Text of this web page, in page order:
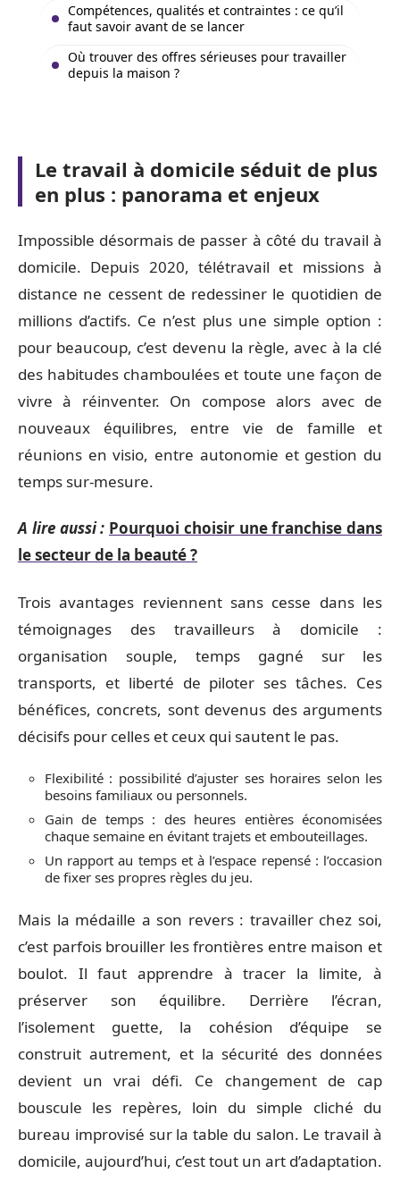
Compétences, qualités et contraintes : ce qu’il
faut savoir avant de se lancer
Où trouver des offres sérieuses pour travailler
depuis la maison ?
Le travail à domicile séduit de plus
en plus : panorama et enjeux
Impossible désormais de passer à côté du travail à
domicile. Depuis 2020, télétravail et missions à
distance ne cessent de redessiner le quotidien de
millions d’actifs. Ce n’est plus une simple option :
pour beaucoup, c’est devenu la règle, avec à la clé
des habitudes chamboulées et toute une façon de
vivre à réinventer. On compose alors avec de
nouveaux équilibres, entre vie de famille et
réunions en visio, entre autonomie et gestion du
temps sur-mesure.
A lire aussi : Pourquoi choisir une franchise dans
le secteur de la beauté ?
Trois avantages reviennent sans cesse dans les
témoignages des travailleurs à domicile :
organisation souple, temps gagné sur les
transports, et liberté de piloter ses tâches. Ces
bénéfices, concrets, sont devenus des arguments
décisifs pour celles et ceux qui sautent le pas.
Flexibilité : possibilité d’ajuster ses horaires selon les
besoins familiaux ou personnels.
Gain de temps : des heures entières économisées
chaque semaine en évitant trajets et embouteillages.
Un rapport au temps et à l’espace repensé : l’occasion
de fixer ses propres règles du jeu.
Mais la médaille a son revers : travailler chez soi,
c’est parfois brouiller les frontières entre maison et
boulot. Il faut apprendre à tracer la limite, à
préserver son équilibre. Derrière l’écran,
l’isolement guette, la cohésion d’équipe se
construit autrement, et la sécurité des données
devient un vrai défi. Ce changement de cap
bouscule les repères, loin du simple cliché du
bureau improvisé sur la table du salon. Le travail à
domicile, aujourd’hui, c’est tout un art d’adaptation.